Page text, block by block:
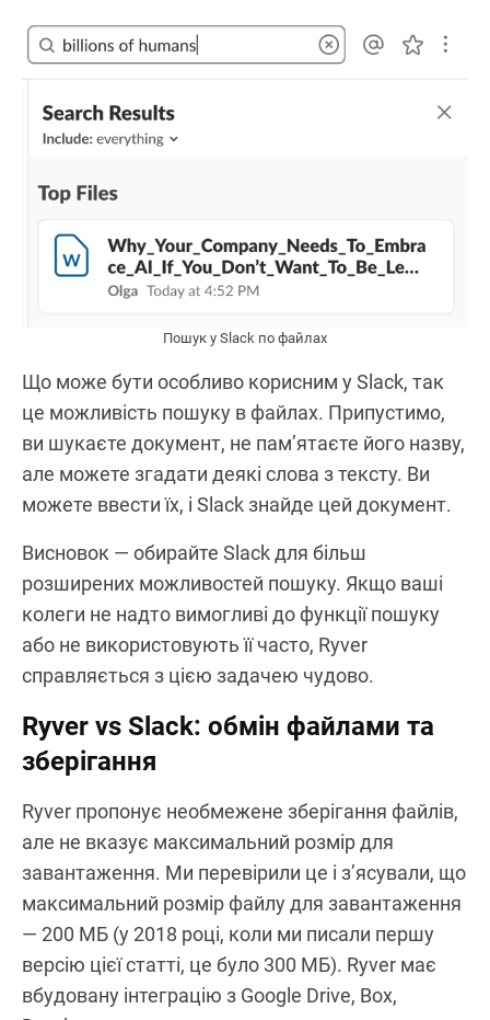
Пошук у Slack по файлах
Що може бути особливо корисним у Slack, так
це можливість пошуку в файлах. Припустимо,
ви шукаєте документ, не пам’ятаєте його назву,
але можете згадати деякі слова з тексту. Ви
можете ввести їх, і Slack знайде цей документ.
Висновок — обирайте Slack для більш
розширених можливостей пошуку. Якщо ваші
колеги не надто вимогливі до функції пошуку
або не використовують її часто, Ryver
справляється з цією задачею чудово.
Ryver vs Slack: обмін файлами та
зберігання
Ryver пропонує необмежене зберігання файлів,
але не вказує максимальний розмір для
завантаження. Ми перевірили це і з’ясували, що
максимальний розмір файлу для завантаження
— 200 МБ (у 2018 році, коли ми писали першу
версію цієї статті, це було 300 МБ). Ryver має
вбудовану інтеграцію з Google Drive, Box,